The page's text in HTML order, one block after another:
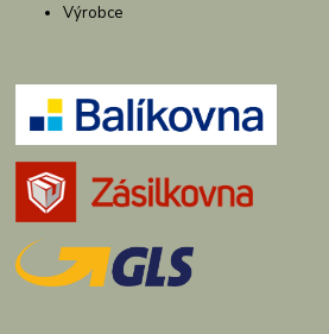
Výrobce